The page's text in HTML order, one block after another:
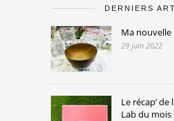
DERNIERS
Ma
29 juin 2022
Le récap’
Lab du mois